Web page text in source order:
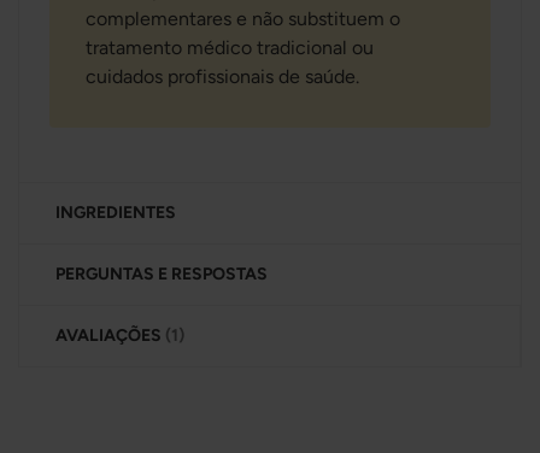
complementares e não substituem o
tratamento médico tradicional ou
cuidados profissionais de saúde.
INGREDIENTES
PERGUNTAS E RESPOSTAS
AVALIAÇÕES 1